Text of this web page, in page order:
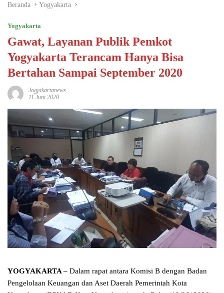
Beranda Yogyakarta
Yogyakarta
Gawat, Layanan Publik Pemkot
Yogyakarta Terancam Hanya Bisa
Bertahan Sampai September 2020
Jogjakartanews
11 Juni 2020
YOGYAKARTA– Dalam rapat antara Komisi B dengan Badan
Pengelolaan Keuangan dan Aset Daerah Pemerintah Kota